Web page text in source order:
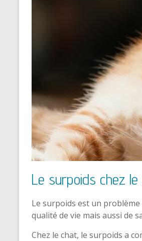
Le surpoids chez
Le surpoids est un
qualité de vie mais aussi de
Chez le chat, le surpoids a